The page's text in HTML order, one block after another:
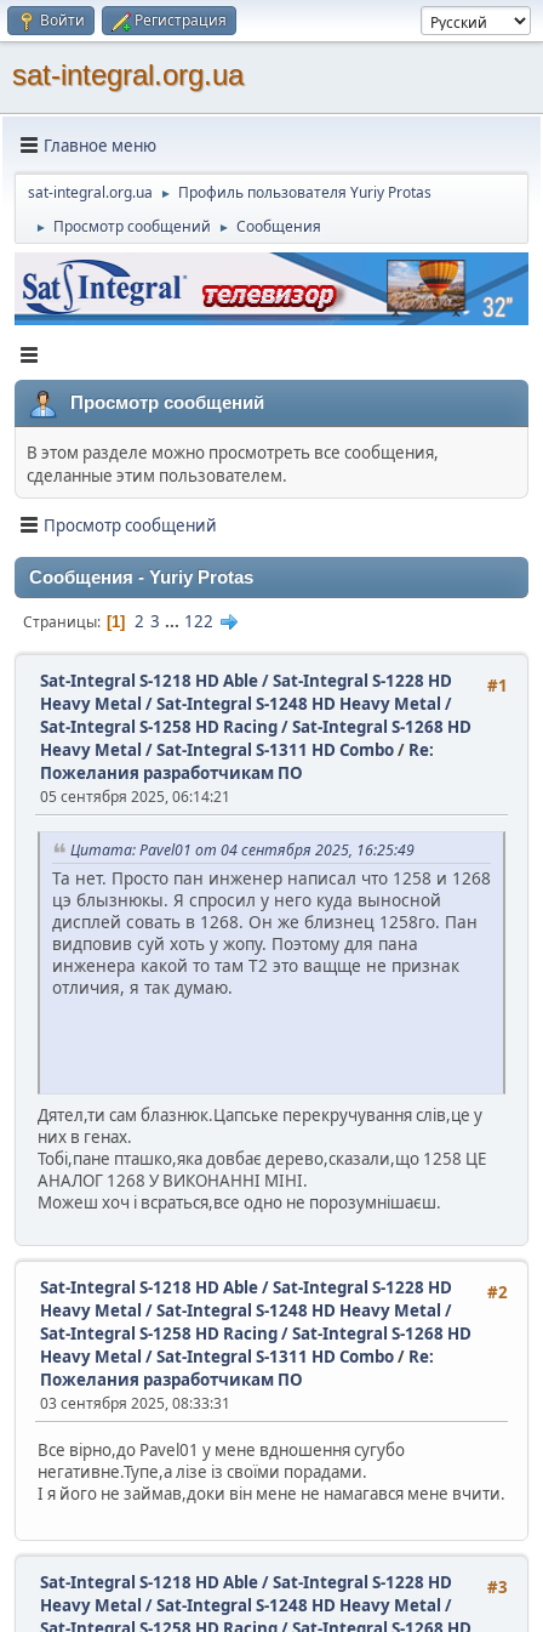
Войти Регистрация
sat-integral.org.ua
Главное меню
sat-integral.org.ua ► Профиль пользователя Yuriy Protas
► Просмотр сообщений ► Сообщения
Просмотр сообщений
В этом разделе можно просмотреть все сообщения,
сделанные этим пользователем.
Просмотр сообщений
Сообщения - Yuriy Protas
Страницы 1 2 3 ... 122
#1
Sat-Integral S-1218 HD Able / Sat-Integral S-1228 HD
Heavy Metal / Sat-Integral S-1248 HD Heavy Metal /
Sat-Integral S-1258 HD Racing / Sat-Integral S-1268 HD
Heavy Metal / Sat-Integral S-1311 HD Combo/ Re:
Пожелания разработчикам ПО
05 сентября 2025, 06:14:21
Цитата: Pavel01 от 04 сентября 2025, 16:25:49
Та нет. Просто пан инженер написал что 1258 и 1268
цэ блызнюкы. Я спросил у него куда выносной
дисплей совать в 1268. Он же близнец 1258го. Пан
видповив суй хоть у жопу. Поэтому для пана
инженера какой то там Т2 это ващще не признак
отличия, я так думаю.
Дятел,ти сам блазнюк.Цапське перекручування слів,це у
них в генах.
Тобі,пане пташко,яка довбає дерево,сказали,що 1258 ЦЕ
АНАЛОГ 1268 У ВИКОНАННІ МІНІ.
Можеш хоч і всраться,все одно не порозумнішаєш.
#2
Sat-Integral S-1218 HD Able / Sat-Integral S-1228 HD
Heavy Metal / Sat-Integral S-1248 HD Heavy Metal /
Sat-Integral S-1258 HD Racing / Sat-Integral S-1268 HD
Heavy Metal / Sat-Integral S-1311 HD Combo/ Re:
Пожелания разработчикам ПО
03 сентября 2025, 08:33:31
Все вірно,до Pavel01 у мене вдношення сугубо
негативне.Тупе,а лізе із своїми порадами.
І я його не займав,доки він мене не намагався мене вчити.
#3
Sat-Integral S-1218 HD Able / Sat-Integral S-1228 HD
Heavy Metal / Sat-Integral S-1248 HD Heavy Metal /